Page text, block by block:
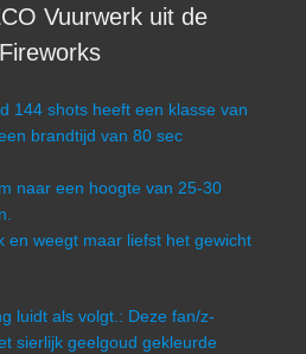
Vuurwerk uit de
144 shots heeft een klasse van
brandtijd van 80 sec
naar een hoogte van 25-30
en weegt maar liefst het gewicht
luidt als volgt.: Deze fan/z-
sierlijk geelgoud gekleurde